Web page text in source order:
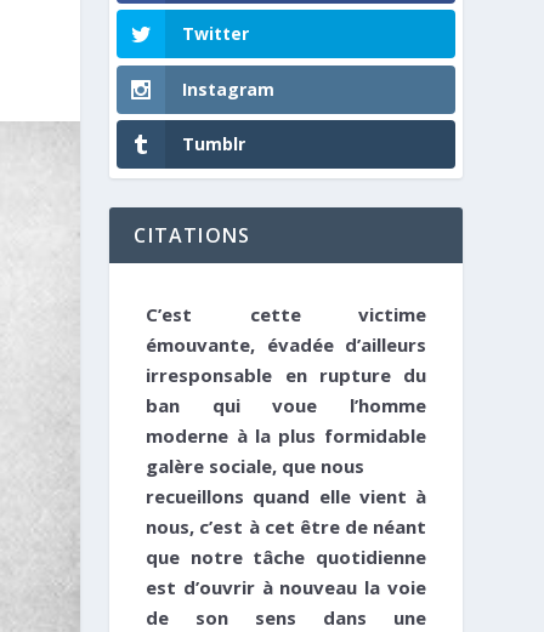
Twitter
Instagram
Tumblr
CITATIONS
C’est cette victime
émouvante, évadée d’ailleurs
irresponsable en rupture du
ban qui voue l’homme
moderne à la plus formidable
galère sociale, que nous
recueillons quand elle vient à
nous, c’est à cet être de néant
que notre tâche quotidienne
est d’ouvrir à nouveau la voie
de son sens dans une